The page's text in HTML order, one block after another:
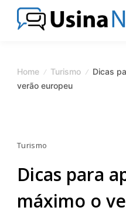
Skip
Magazine
Home Turismo
Dicas
verão europeu
Turismo
Dicas para
máximo o